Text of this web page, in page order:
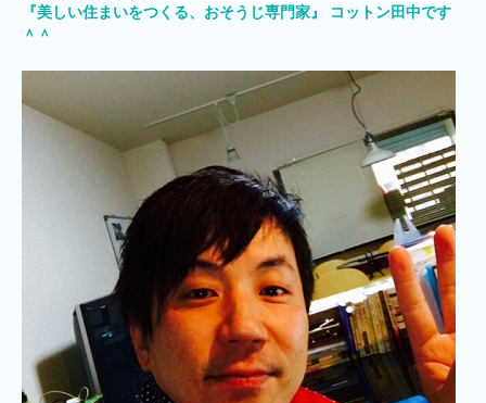
『美しい住まいをつくる、おそうじ専門家』 コットン田中です
＾＾